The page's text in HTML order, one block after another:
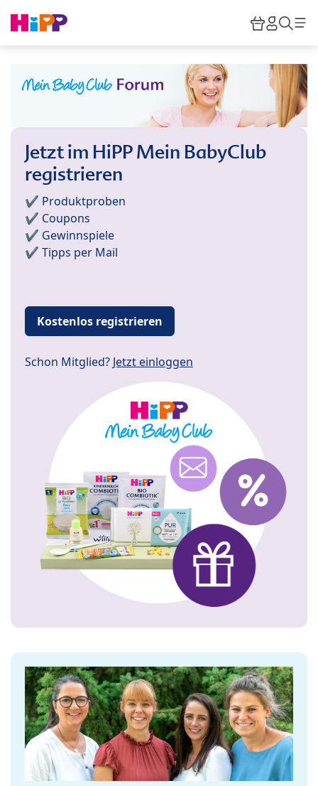
HiPP
Jetzt im HiPP Mein BabyClub
registrieren
✔️ Produktproben
✔️ Coupons
✔️ Gewinnspiele
✔️ Tipps per Mail
Kostenlos registrieren
Schon Mitglied? Jetzt einloggen